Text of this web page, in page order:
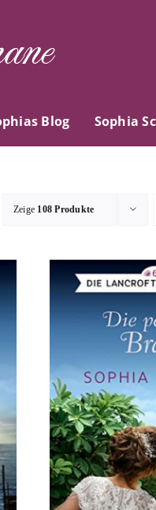
Blog Sophia
Zeige 108 Produkte